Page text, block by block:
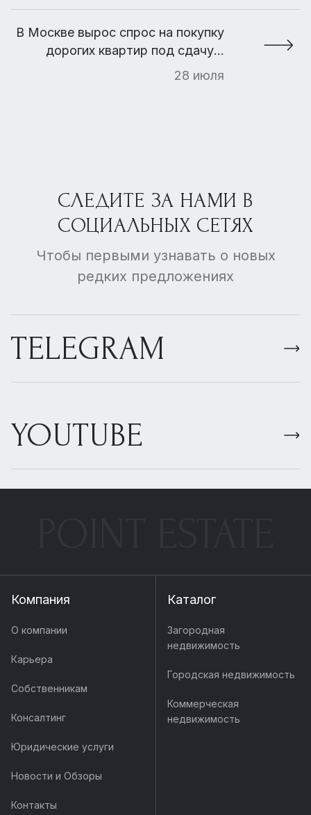
В Москве вырос спрос на покупку
дорогих квартир под сдачу в
аренду
28 июля
СЛЕДИТЕ ЗА НАМИ В
СОЦИАЛЬНЫХ СЕТЯХ
Чтобы первыми узнавать о новых
редких предложениях
TELEGRAM
YOUTUBE
Компания
О компании
Карьера
Собственникам
Консалтинг
Юридические услуги
Новости и Обзоры
Контакты
Каталог
Загородная
недвижимость
Городская недвижимость
Коммерческая
недвижимость